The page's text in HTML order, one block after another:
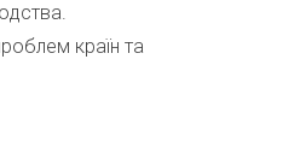
країн та